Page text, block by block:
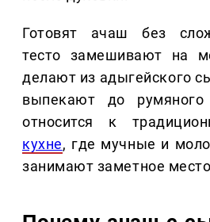
Готовят ачаш без
тесто замешивают на
делают из адыгейского
выпекают до
относится к
кухне, где мучные и
занимают заметное